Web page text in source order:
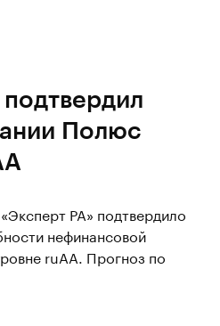
Полюс
РА» подтвердило
нефинансовой
ruAA. Прогноз по